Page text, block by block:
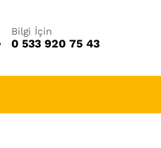
Bilgi İçin
0 533 920 75 43